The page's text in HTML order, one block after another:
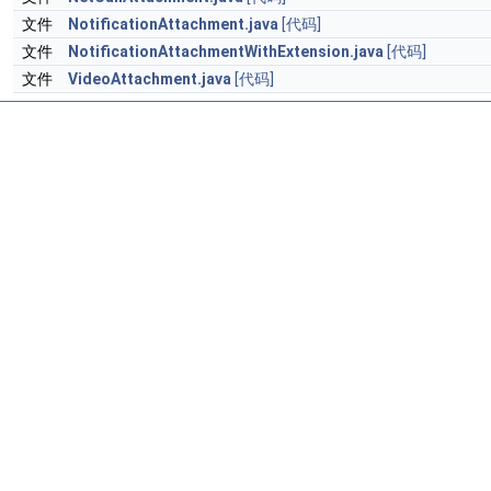
文件
NotificationAttachment.java [代码]
文件
NotificationAttachmentWithExtension.java [代码]
文件
VideoAttachment.java [代码]